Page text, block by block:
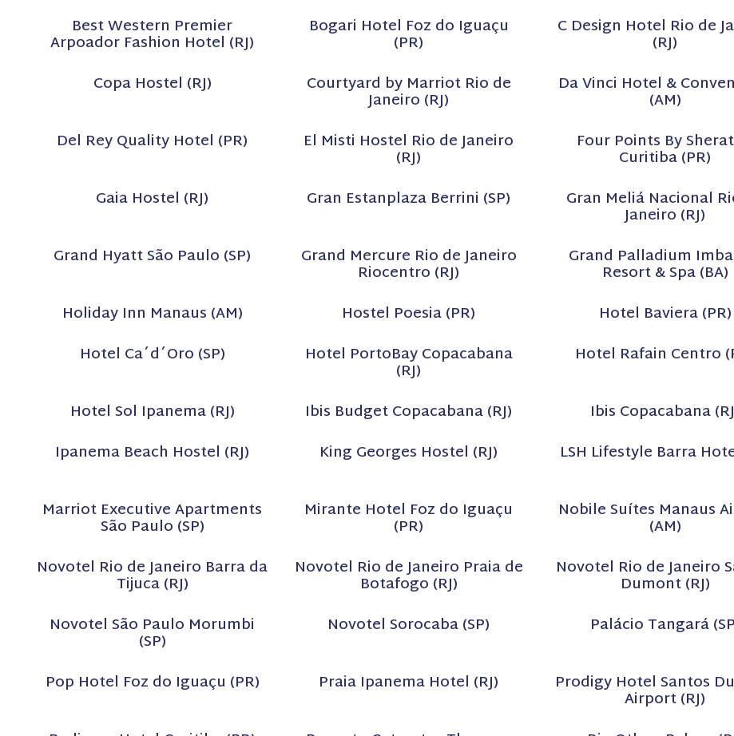
Best Western Premier
Arpoador Fashion Hotel (RJ)
Bogari Hotel Foz do Iguaçu
(PR)
C Design Hotel Rio de
(RJ)
Copa Hostel (RJ)
Courtyard by Marriot Rio de
Janeiro (RJ)
Da Vinci Hotel &
(AM)
Del Rey Quality Hotel (PR)
El Misti Hostel Rio de Janeiro
(RJ)
Four Points By
Curitiba (PR)
Gaia Hostel (RJ)
Gran Estanplaza Berrini (SP) Gran Meliá Nacional
Janeiro (RJ)
Grand Hyatt São Paulo (SP) Grand Mercure Rio de Janeiro
Riocentro (RJ)
Grand Palladium
Resort & Spa (BA)
Holiday Inn Manaus (AM) Hostel Poesia (PR) Hotel Baviera (PR)
Hotel Ca´d´Oro (SP)
Hotel PortoBay Copacabana
(RJ)
Hotel Rafain Centro
Hotel Sol Ipanema (RJ)
Ibis Budget Copacabana (RJ) Ibis Copacabana
Ipanema Beach Hostel (RJ)
King Georges Hostel (RJ) LSH Lifestyle Barra
Marriot Executive Apartments
São Paulo (SP)
Mirante Hotel Foz do Iguaçu
(PR)
Nobile Suítes Manaus
(AM)
Novotel Rio de Janeiro Barra da
Tijuca (RJ)
Novotel Rio de Janeiro Praia de
Botafogo (RJ)
Novotel Rio de Janeiro
Dumont (RJ)
Novotel São Paulo Morumbi
(SP)
Novotel Sorocaba (SP) Palácio Tangará
Pop Hotel Foz do Iguaçu (PR) Praia Ipanema Hotel (RJ) Prodigy Hotel Santos
Airport (RJ)